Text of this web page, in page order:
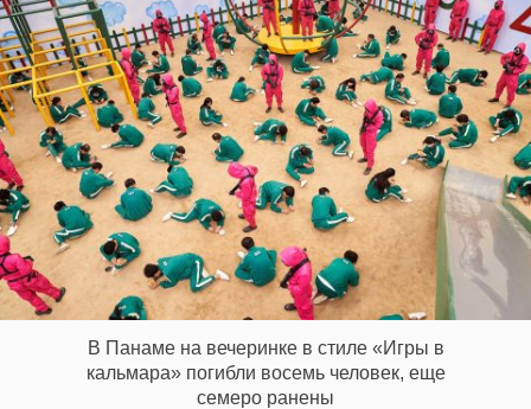
В Панаме на вечеринке в стиле «Игры в
кальмара» погибли восемь человек, еще
семеро ранены